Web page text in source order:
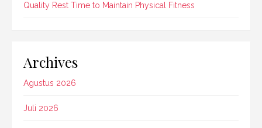
Quality Rest Time to Maintain Physical Fitness
Archives
Agustus 2026
Juli 2026